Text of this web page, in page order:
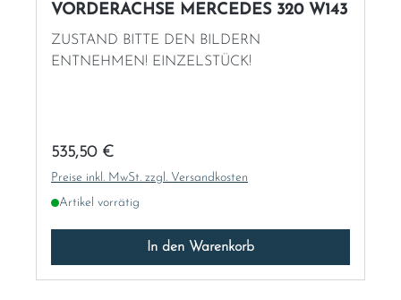
VORDERACHSE MERCEDES 320 W143
ZUSTAND BITTE DEN BILDERN
ENTNEHMEN! EINZELSTÜCK!
Regulärer Preis:
535,50 €
Preise inkl. MwSt. zzgl. Versandkosten
Artikel vorrätig
In den Warenkorb